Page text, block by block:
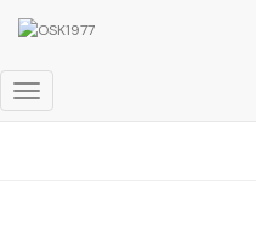
Toggle